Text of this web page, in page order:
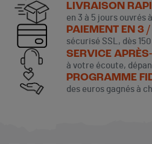
LIVRAISON
en 3 à 5 jours
PAIEMENT EN 3
sécurisé SSL, dès
SERVICE
à votre écoute,
PROGRAMME
des euros gagnés à